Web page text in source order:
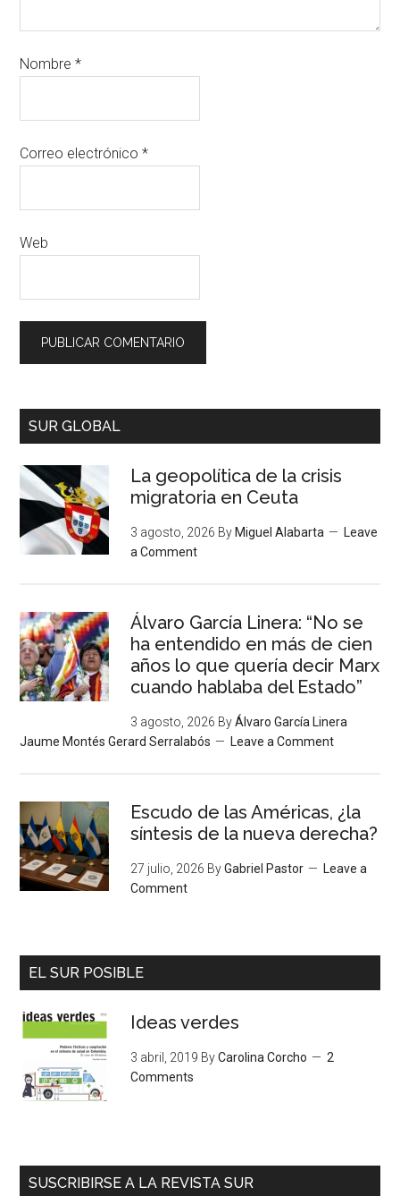
Nombre*
Correo electrónico*
Web
SUR GLOBAL
La geopolítica de la crisis
migratoria en Ceuta
3 agosto, 2026 By Miguel Alabarta
Leave
a Comment
Álvaro García Linera: “No se
ha entendido en más de cien
años lo que quería decir Marx
cuando hablaba del Estado”
3 agosto, 2026 ByÁlvaro García Linera
Jaume Montés Gerard Serralabós
Leave a Comment
Escudo de las Américas, ¿la
síntesis de la nueva derecha?
27 julio, 2026 ByGabriel Pastor
Leave a
Comment
EL SUR POSIBLE
Ideas verdes
3 abril, 2019 ByCarolina Corcho
2
Comments
SUSCRIBIRSE A LA REVISTA SUR